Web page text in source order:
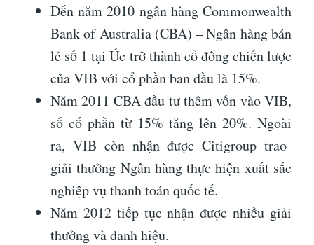
Đến năm 2010 ngân hàng Commonwealth
Bank of Australia (CBA) – Ngân hàng bán
lẻ số 1 tại Úc trở thành cổ đông chiến lược
của VIB với cổ phần ban đầu là 15%.
Năm 2011 CBA đầu tư thêm vốn vào VIB,
số cổ phần từ 15% tăng lên 20%. Ngoài
ra, VIB còn nhận được Citigroup trao
giải thưởng Ngân hàng thực hiện xuất sắc
nghiệp vụ thanh toán quốc tế.
Năm 2012 tiếp tục nhận được nhiều giải
thưởng và danh hiệu.